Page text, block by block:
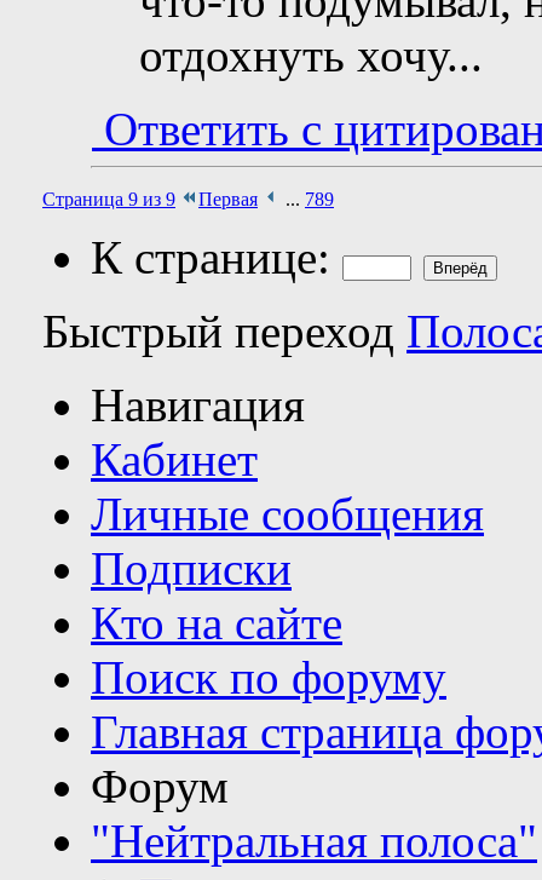
отдохнуть хочу...
Ответить с
Страница 9 из 9 Первая ... 789
К странице:
Быстрый переход
Навигация
Кабинет
Личные сообщения
Подписки
Кто на сайте
Поиск по форуму
Главная страница
Форум
"Нейтральная полоса"